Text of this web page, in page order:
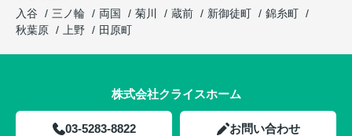
入谷
三ノ輪 両国 菊川 蔵前 新御徒町
錦糸町
秋葉原
上野 田原町
株式会社クライスホーム
03-5283-8822 お問い合わせ